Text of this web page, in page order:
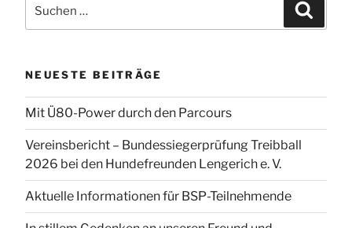
nach:
NEUESTE BEITRÄGE
Mit Ü80-Power durch den Parcours
Vereinsbericht – Bundessiegerprüfung Treibball
2026 bei den Hundefreunden Lengerich e. V.
Aktuelle Informationen für BSP-Teilnehmende